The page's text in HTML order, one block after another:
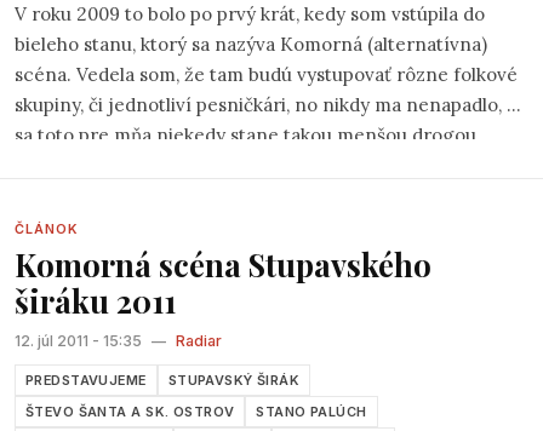
V roku 2009 to bolo po prvý krát, kedy som vstúpila do
bieleho stanu, ktorý sa nazýva Komorná (alternatívna)
scéna. Vedela som, že tam budú vystupovať rôzne folkové
skupiny, či jednotliví pesničkári, no nikdy ma nenapadlo, že
sa toto pre mňa niekedy stane takou menšou drogou.
ČLÁNOK
Komorná scéna Stupavského
širáku 2011
12. júl 2011 - 15:35 — Radiar
PREDSTAVUJEME
STUPAVSKÝ ŠIRÁK
ŠTEVO ŠANTA A SK. OSTROV
STANO PALÚCH